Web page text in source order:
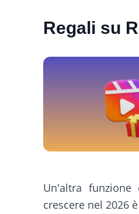
Regali su
Un'altra
crescere nel 2026